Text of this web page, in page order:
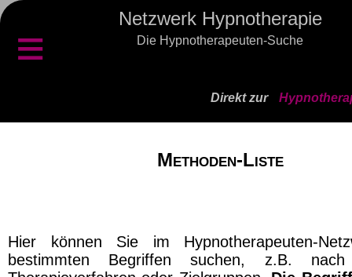
Netzwerk Hypnotherapie
Die Hypnotherapeuten-Suche
≡
Direkt zur
Methoden-Liste
Hier können Sie im Hypnotherapeuten-
bestimmten Begriffen suchen, z.B. nach